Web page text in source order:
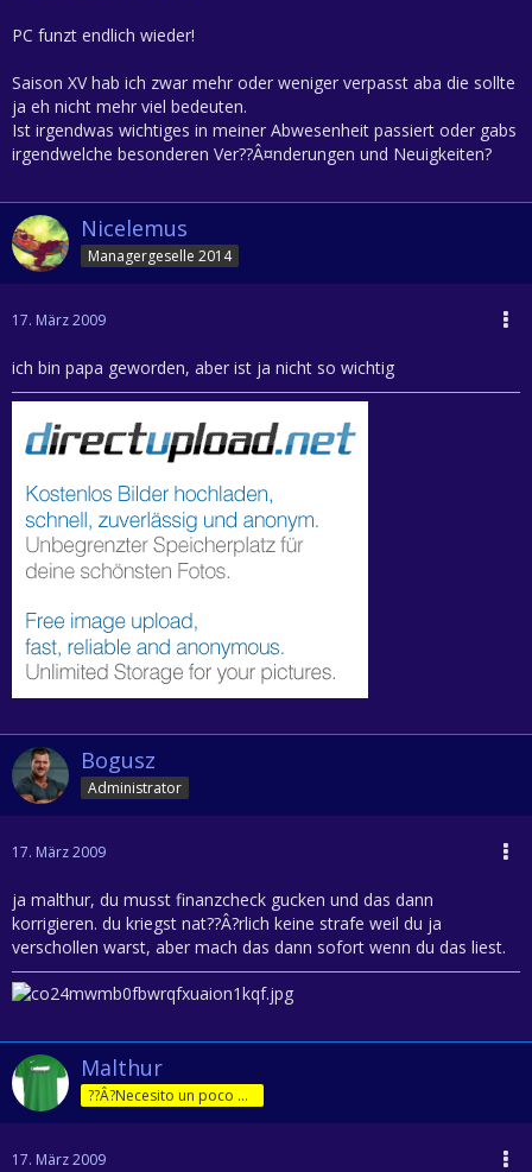
PC funzt endlich wieder!
Saison XV hab ich zwar mehr oder weniger verpasst aba die sollte
ja eh nicht mehr viel bedeuten.
Ist irgendwas wichtiges in meiner Abwesenheit passiert oder gabs
irgendwelche besonderen Ver??Â¤nderungen und Neuigkeiten?
Nicelemus
Managergeselle 2014
17. März 2009
ich bin papa geworden, aber ist ja nicht so wichtig
Bogusz
Administrator
17. März 2009
ja malthur, du musst finanzcheck gucken und das dann
korrigieren. du kriegst nat??Â?rlich keine strafe weil du ja
verschollen warst, aber mach das dann sofort wenn du das liest.
Malthur
??Â?Necesito un poco de jam??Â?n!
17. März 2009